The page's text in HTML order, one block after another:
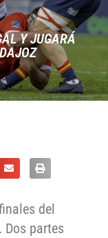
Y JUGARÁ
del
. Dos partes